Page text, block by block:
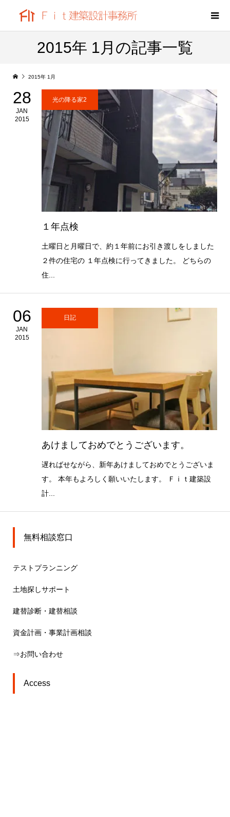
2015年 1月の記事一覧
2015年 1月
28
JAN
2015
光の降る家2
１年点検
土曜日と月曜日で、約１年前にお引き渡しをしました
２件の住宅の １年点検に行ってきました。 どちらの
住...
06
JAN
2015
日記
あけましておめでとうございます。
遅ればせながら、新年あけましておめでとうございま
す。 本年もよろしく願いいたします。 Ｆｉｔ建築設
計...
無料相談窓口
テストプランニング
土地探しサポート
建替診断・建替相談
資金計画・事業計画相談
⇒お問い合わせ
Access